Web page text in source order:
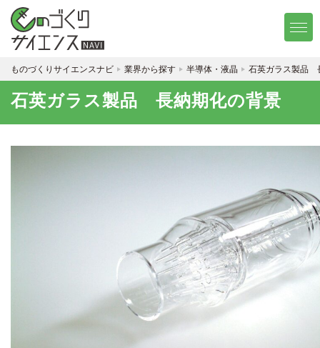
ものづくりサイエンスナビ 業界から探す 半導体・液晶 石英ガラス製品
石英ガラス製品 長納期化の背景